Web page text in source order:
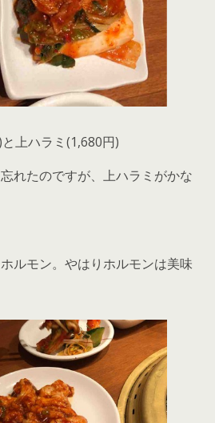
上ハラミ(1,680円)
れたのですが、上ハラミがかな
ルモン。やはりホルモンは美味